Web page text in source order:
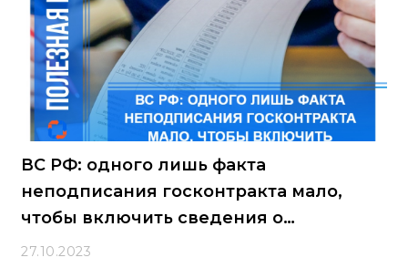
ВС РФ: одного лишь факта
неподписания госконтракта мало,
чтобы включить сведения о
победителе в РНП
27.10.2023